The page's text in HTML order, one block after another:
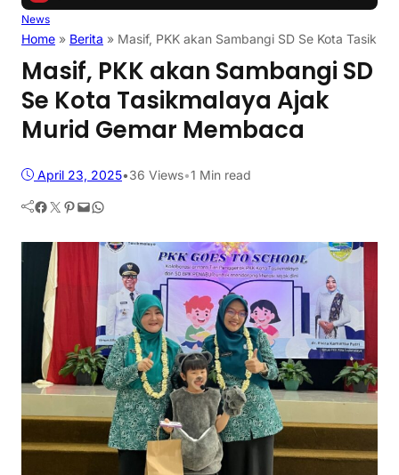
News
Home » Berita » Masif, PKK akan Sambangi SD Se Kota
Masif, PKK akan Sambangi SD
Se Kota Tasikmalaya Ajak
Murid Gemar Membaca
April 23, 2025•36 Views•1 Min read
Facebook Twitter Pinterest Mail WhatsApp